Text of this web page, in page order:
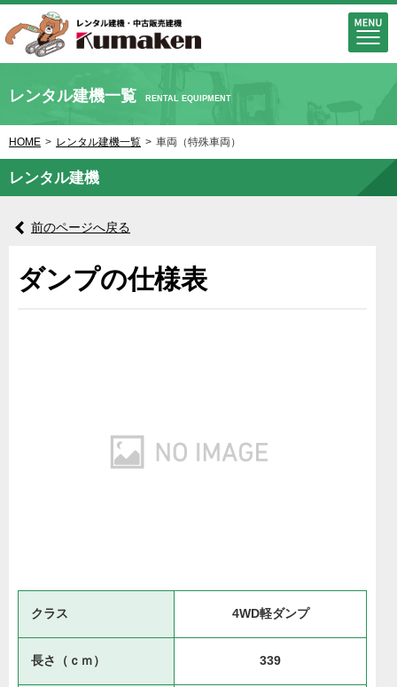
レンタル建機一覧 RENTAL EQUIPMENT
HOME > レンタル建機一覧 > 車両（特殊車両）
レンタル建機
前のページへ戻る
ダンプの仕様表
クラス 4WD軽ダンプ
長さ（ｃｍ） 339